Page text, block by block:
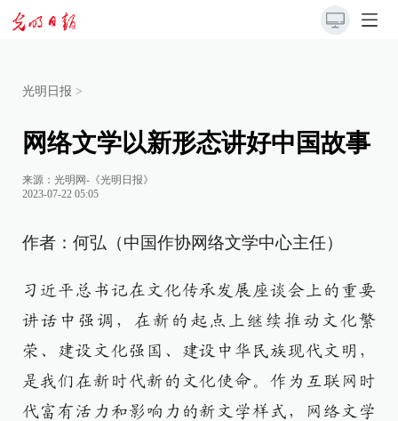
光明日报 >
网络文学以新形态讲好中国故事
来源： 光明网-《光明日报》
2023-07-22 05:05
作者：何弘（中国作协网络文学中心主任）
习近平总书记在文化传承发展座谈会上的重要
讲话中强调，在新的起点上继续推动文化繁
荣、建设文化强国、建设中华民族现代文明，
是我们在新时代新的文化使命。作为互联网时
代富有活力和影响力的新文学样式，网络文学